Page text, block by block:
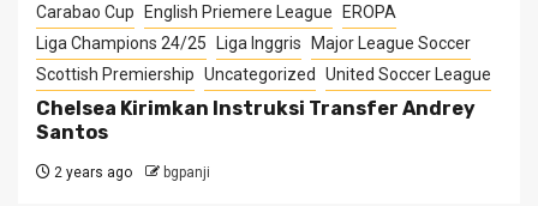
Carabao Cup
English Priemere League
EROPA
Liga Champions 24/25
Liga Inggris
Major League Soccer
Scottish Premiership Uncategorized United Soccer League
Chelsea Kirimkan Instruksi Transfer Andrey
Santos
2 years ago bgpanji